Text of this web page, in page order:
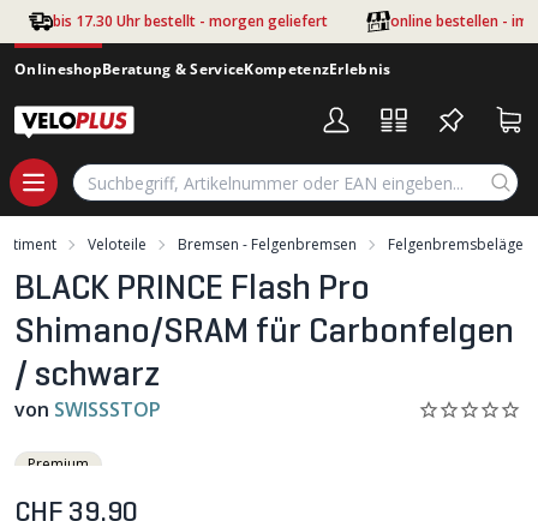
Zum Hauptinhalt springen
bis 17.30 Uhr bestellt - morgen geliefert online bestellen - im
OnlineshopBeratung & ServiceKompetenzErlebnis
Veloteile Bremsen - Felgenbremsen Felgenbremsbeläge
BLACK PRINCE Flash Pro
Shimano/SRAM für Carbonfelgen
/ schwarz
von SWISSSTOP
Premium
CHF 39.90